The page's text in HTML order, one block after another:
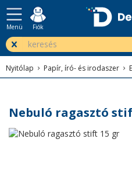
Menü Fiók
Nyitólap Papír, író- és irodaszer
Nebuló ragasztó